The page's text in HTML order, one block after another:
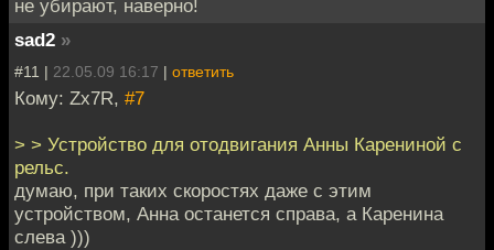
не убирают, наверно!
sad2 »
#11 | 22.05.09 16:17 | ответить
Кому: Zx7R, #7
> > Устройство для отодвигания Анны Карениной с
рельс.
думаю, при таких скоростях даже с этим
устройством, Анна останется справа, а Каренина
слева )))